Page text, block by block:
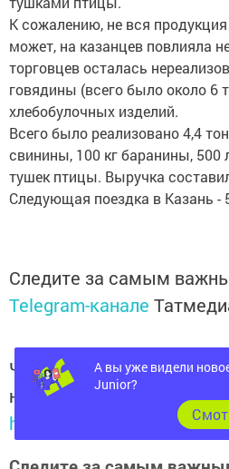
К сожалению, не вся
может, на казанцев повлияла
торговцев осталась
говядины (всего было около 6
хлебобулочных изделий.
Всего было реализовано 4,4
свинины, 100 кг баранины, 500
тушек птицы. Выручка
Следующая поездка в Казань -
Следите за самым
Telegram-канале
Читайте новости
национальном
https://max.ru/tatmedia
А вы уже видели
Junior?